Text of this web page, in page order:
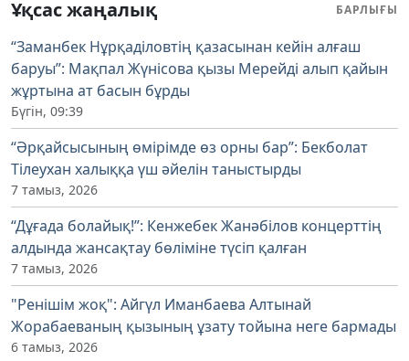
Ұқсас жаңалық БАРЛЫҒЫ
“Заманбек Нұрқаділовтің қазасынан кейін алғаш
баруы”: Мақпал Жүнісова қызы Мерейді алып қайын
жұртына ат басын бұрды
Бүгін, 09:39
“Әрқайсысының өмірімде өз орны бар”: Бекболат
Тілеухан халыққа үш әйелін таныстырды
7 тамыз, 2026
“Дұғада болайық!”: Кенжебек Жанәбілов концерттің
алдында жансақтау бөліміне түсіп қалған
7 тамыз, 2026
"Ренішім жоқ": Айгүл Иманбаева Алтынай
Жорабаеваның қызының ұзату тойына неге бармады
6 тамыз, 2026